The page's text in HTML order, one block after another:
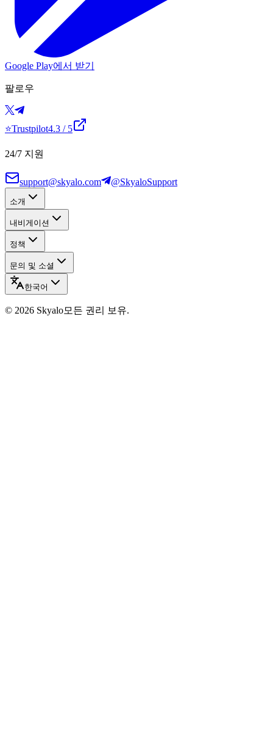
Google Play에서 받기
팔로우
⭐Trustpilot4.3 / 5
24/7 지원
support@skyalo.com @SkyaloSupport
소개
내비게이션
정책
문의 및 소셜
한국어
© 2026 Skyalo모든 권리 보유.